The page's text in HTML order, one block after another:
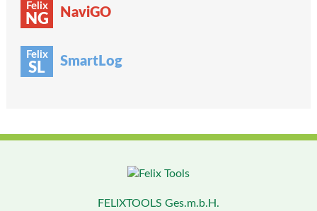
Felix
NG NaviGO
Felix
SL SmartLog
FELIXTOOLS Ges.m.b.H.